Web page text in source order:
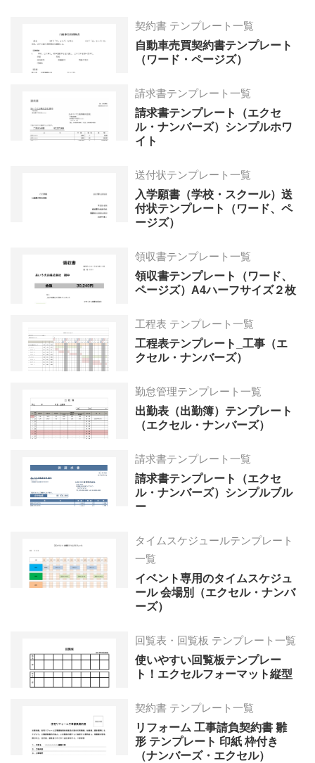
契約書 テンプレート一覧
自動車売買契約書テンプレート
（ワード・ページズ）
請求書テンプレート一覧
請求書テンプレート（エクセ
ル・ナンバーズ）シンプルホワ
イト
送付状テンプレート一覧
入学願書（学校・スクール）送
付状テンプレート（ワード、ペ
ージズ）
領収書テンプレート一覧
領収書テンプレート（ワード、
ページズ）A4ハーフサイズ２枚
工程表 テンプレート一覧
工程表テンプレート_工事（エ
クセル・ナンバーズ）
勤怠管理テンプレート一覧
出勤表（出勤簿）テンプレート
（エクセル・ナンバーズ）
請求書テンプレート一覧
請求書テンプレート（エクセ
ル・ナンバーズ）シンプルブル
ー
タイムスケジュールテンプレート
一覧
イベント専用のタイムスケジュ
ール 会場別（エクセル・ナンバ
ーズ）
回覧表・回覧板 テンプレート一覧
使いやすい回覧板テンプレー
ト！エクセルフォーマット縦型
契約書 テンプレート一覧
リフォーム 工事請負契約書 雛
形 テンプレート 印紙 枠付き
（ナンバーズ・エクセル）